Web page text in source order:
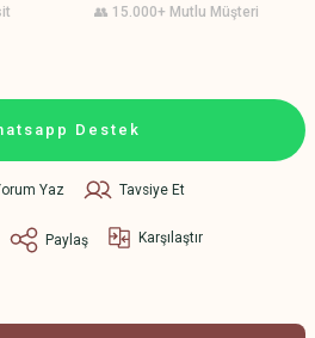
👥 15.000+ Mutlu Müşteri
Destek
Yaz Tavsiye Et
Paylaş Karşılaştır